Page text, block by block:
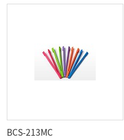
BCS-213MC